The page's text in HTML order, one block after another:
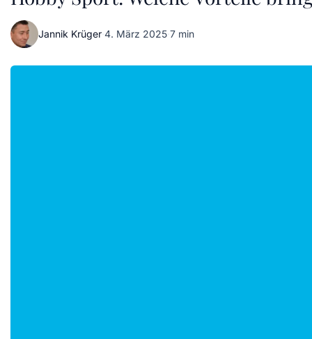
Jannik Krüger·4. März 2025·7 min